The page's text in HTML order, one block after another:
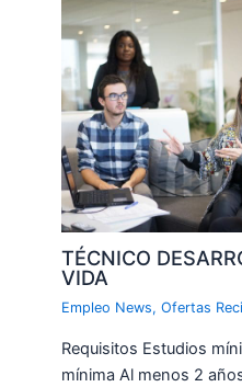
TÉCNICO
VIDA
Empleo News,Ofertas
Requisitos Estudios
mínima Al menos 2